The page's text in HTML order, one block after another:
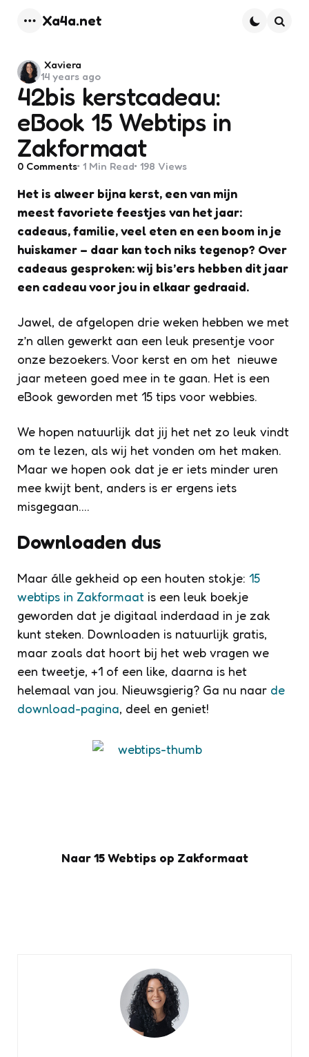
Xa4a.net
42bis kerstcadeau:
eBook 15 Webtips in
Zakformaat
Posted
by
Xaviera
14 years ago
0 Comments 1 Min Read 198 Views
Het is alweer bijna kerst, een van mijn
meest favoriete feestjes van het jaar:
cadeaus, familie, veel eten en een boom in je
huiskamer – daar kan toch niks tegenop? Over
cadeaus gesproken: wij bis’ers hebben dit jaar
een cadeau voor jou in elkaar gedraaid.
Jawel, de afgelopen drie weken hebben we met
z’n allen gewerkt aan een leuk presentje voor
onze bezoekers. Voor kerst en om het nieuwe
jaar meteen goed mee in te gaan. Het is een
eBook geworden met 15 tips voor webbies.
We hopen natuurlijk dat jij het net zo leuk vindt
om te lezen, als wij het vonden om het maken.
Maar we hopen ook dat je er iets minder uren
mee kwijt bent, anders is er ergens iets
misgegaan….
Downloaden dus
Maar álle gekheid op een houten stokje: 15
webtips in Zakformaat is een leuk boekje
geworden dat je digitaal inderdaad in je zak
kunt steken. Downloaden is natuurlijk gratis,
maar zoals dat hoort bij het web vragen we
een tweetje, +1 of een like, daarna is het
helemaal van jou. Nieuwsgierig? Ga nu naar de
download-pagina, deel en geniet!
Naar 15 Webtips op Zakformaat